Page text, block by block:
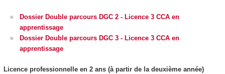
Dossier Double parcours DGC 2 - Licence 3 CCA en
apprentissage
Dossier Double parcours DGC 3 - Licence 3 CCA en
apprentissage
Licence professionnelle en 2 ans (à partir de la deuxième année)